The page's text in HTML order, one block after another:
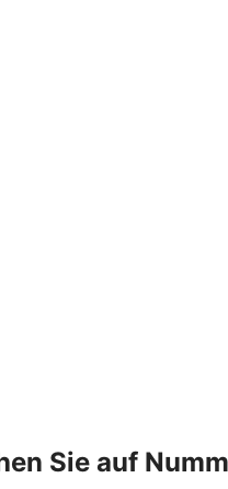
Sie auf